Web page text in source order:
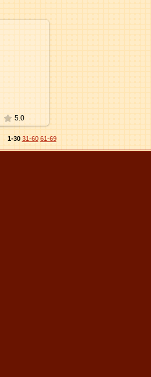
5.0
1-30 31-60 61-69